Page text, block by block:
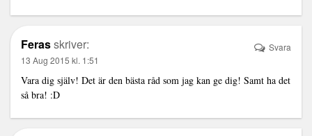
Ferasskriver:
13 Aug 2015 kl. 1:51
Vara dig själv! Det är den bästa råd som jag kan ge dig! Samt ha det
så bra! :D
Svara